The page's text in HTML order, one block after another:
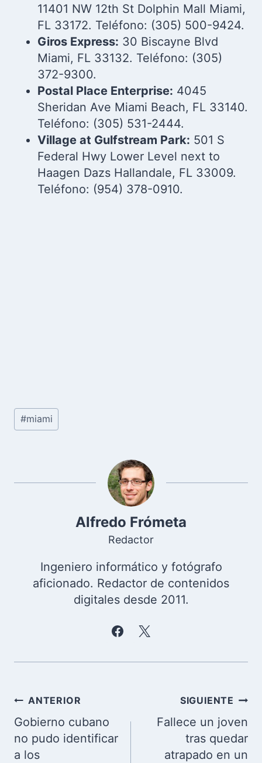
11401 NW 12th St Dolphin Mall Miami,
FL 33172. Teléfono: (305) 500-9424.
Giros Express: 30 Biscayne Blvd
Miami, FL 33132. Teléfono: (305)
372-9300.
Postal Place Enterprise: 4045
Sheridan Ave Miami Beach, FL 33140.
Teléfono: (305) 531-2444.
Village at Gulfstream Park: 501 S
Federal Hwy Lower Level next to
Haagen Dazs Hallandale, FL 33009.
Teléfono: (954) 378-0910.
Etiquetas
de
#miami
Alfredo Frómeta
Redactor
Ingeniero informático y fotógrafo
aficionado. Redactor de contenidos
digitales desde 2011.
Navegación
de
entradas
ANTERIOR
Gobierno cubano
no pudo identificar
a los
SIGUIENTE
Fallece un joven
tras quedar
atrapado en un